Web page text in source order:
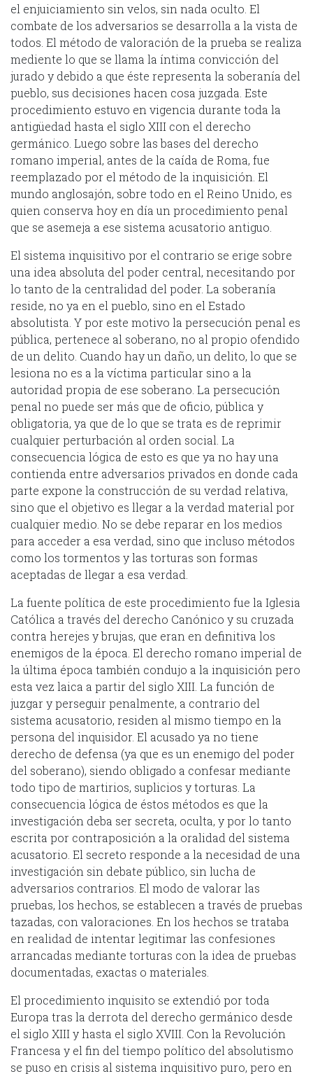
el enjuiciamiento sin velos, sin nada oculto. El
combate de los adversarios se desarrolla a la vista de
todos. El método de valoración de la prueba se realiza
mediente lo que se llama la íntima convicción del
jurado y debido a que éste representa la soberanía del
pueblo, sus decisiones hacen cosa juzgada. Este
procedimiento estuvo en vigencia durante toda la
antigüedad hasta el siglo XIII con el derecho
germánico. Luego sobre las bases del derecho
romano imperial, antes de la caída de Roma, fue
reemplazado por el método de la inquisición. El
mundo anglosajón, sobre todo en el Reino Unido, es
quien conserva hoy en día un procedimiento penal
que se asemeja a ese sistema acusatorio antiguo.
El sistema inquisitivo por el contrario se erige sobre
una idea absoluta del poder central, necesitando por
lo tanto de la centralidad del poder. La soberanía
reside, no ya en el pueblo, sino en el Estado
absolutista. Y por este motivo la persecución penal es
pública, pertenece al soberano, no al propio ofendido
de un delito. Cuando hay un daño, un delito, lo que se
lesiona no es a la víctima particular sino a la
autoridad propia de ese soberano. La persecución
penal no puede ser más que de oficio, pública y
obligatoria, ya que de lo que se trata es de reprimir
cualquier perturbación al orden social. La
consecuencia lógica de esto es que ya no hay una
contienda entre adversarios privados en donde cada
parte expone la construcción de su verdad relativa,
sino que el objetivo es llegar a la verdad material por
cualquier medio. No se debe reparar en los medios
para acceder a esa verdad, sino que incluso métodos
como los tormentos y las torturas son formas
aceptadas de llegar a esa verdad.
La fuente política de este procedimiento fue la Iglesia
Católica a través del derecho Canónico y su cruzada
contra herejes y brujas, que eran en definitiva los
enemigos de la época. El derecho romano imperial de
la última época también condujo a la inquisición pero
esta vez laica a partir del siglo XIII. La función de
juzgar y perseguir penalmente, a contrario del
sistema acusatorio, residen al mismo tiempo en la
persona del inquisidor. El acusado ya no tiene
derecho de defensa (ya que es un enemigo del poder
del soberano), siendo obligado a confesar mediante
todo tipo de martirios, suplicios y torturas. La
consecuencia lógica de éstos métodos es que la
investigación deba ser secreta, oculta, y por lo tanto
escrita por contraposición a la oralidad del sistema
acusatorio. El secreto responde a la necesidad de una
investigación sin debate público, sin lucha de
adversarios contrarios. El modo de valorar las
pruebas, los hechos, se establecen a través de pruebas
tazadas, con valoraciones. En los hechos se trataba
en realidad de intentar legitimar las confesiones
arrancadas mediante torturas con la idea de pruebas
documentadas, exactas o materiales.
El procedimiento inquisito se extendió por toda
Europa tras la derrota del derecho germánico desde
el siglo XIII y hasta el siglo XVIII. Con la Revolución
Francesa y el fin del tiempo político del absolutismo
se puso en crisis al sistema inquisitivo puro, pero en